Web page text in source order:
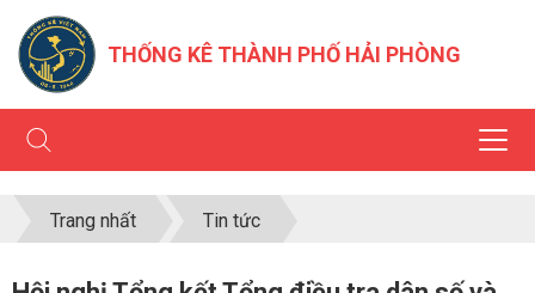
THỐNG KÊ THÀNH PHỐ HẢI PHÒNG
Trang nhất Tin tức